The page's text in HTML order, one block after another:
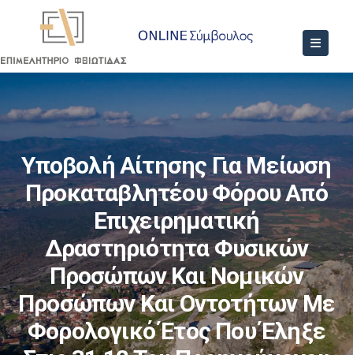
Υποβολή Αίτησης Για Μείωση
Προκαταβλητέου Φόρου Από
Επιχειρηματική
Δραστηριότητα Φυσικών
Προσώπων Και Νομικών
Προσώπων Και Οντοτήτων Με
Φορολογικό Έτος Που Έληξε